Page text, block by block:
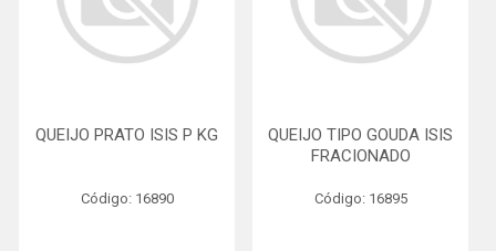
QUEIJO PRATO ISIS P KG
Código: 16890
QUEIJO TIPO GOUDA ISIS
FRACIONADO
Código: 16895